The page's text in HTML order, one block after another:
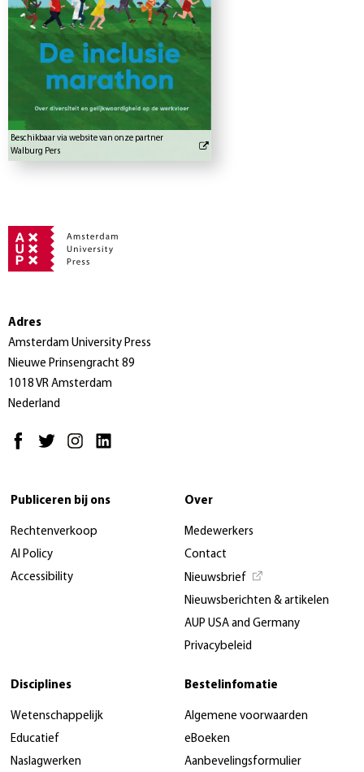
Beschikbaar via website van onze partner
Walburg Pers
Adres
Amsterdam University Press
Nieuwe Prinsengracht 89
1018 VR Amsterdam
Nederland
Publiceren bij ons
Rechtenverkoop
AI Policy
Accessibility
Over
Medewerkers
Contact
Nieuwsbrief
Nieuwsberichten & artikelen
AUP USA and Germany
Privacybeleid
Disciplines
Wetenschappelijk
Educatief
Naslagwerken
Bestelinfomatie
Algemene voorwaarden
eBoeken
Aanbevelingsformulier